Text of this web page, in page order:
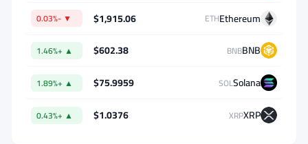
كانت
عملة
رقمية
تحوم
Ethereum
ETH
$1,915.06
▼ -0.03%
BNB
BNB
$602.38
▲ +1.46%
Solana
SOL
$75.9959
▲ +1.89%
XRP
XRP
$1.0376
▲ +0.43%